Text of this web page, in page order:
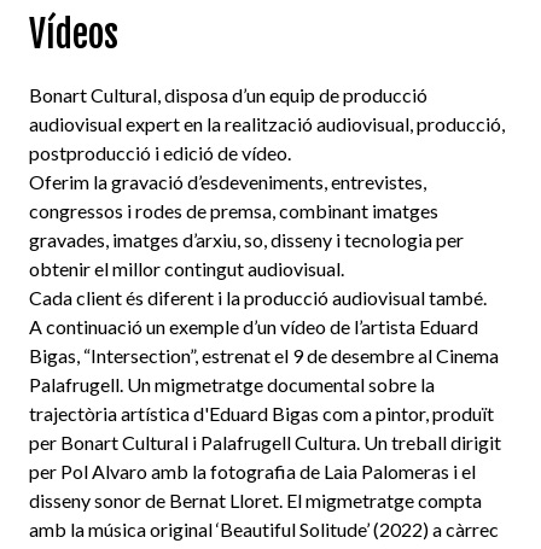
Vídeos
Bonart Cultural, disposa d’un equip de producció
audiovisual expert en la realització audiovisual, producció,
postproducció i edició de vídeo.
Oferim la gravació d’esdeveniments, entrevistes,
congressos i rodes de premsa, combinant imatges
gravades, imatges d’arxiu, so, disseny i tecnologia per
obtenir el millor contingut audiovisual.
Cada client és diferent i la producció audiovisual també.
A continuació un exemple d’un vídeo de l’artista Eduard
Bigas, “Intersection”, estrenat el 9 de desembre al Cinema
Palafrugell. Un migmetratge documental sobre la
trajectòria artística d'Eduard Bigas com a pintor, produït
per Bonart Cultural i Palafrugell Cultura. Un treball dirigit
per Pol Alvaro amb la fotografia de Laia Palomeras i el
disseny sonor de Bernat Lloret. El migmetratge compta
amb la música original ‘Beautiful Solitude’ (2022) a càrrec